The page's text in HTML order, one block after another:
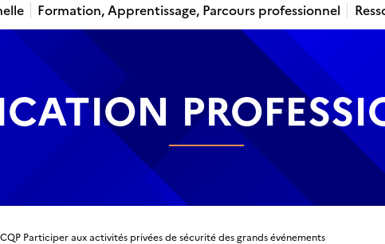
Formation, Apprentissage, Parcours professionnel
CQP Participer aux activités privées de sécurité des grands événements